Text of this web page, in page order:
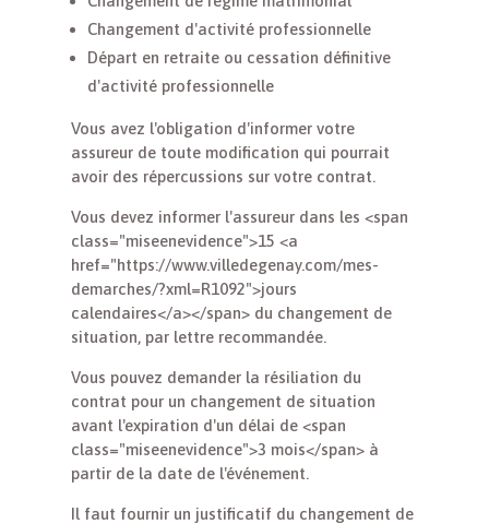
Changement d'activité professionnelle
Départ en retraite ou cessation définitive
d'activité professionnelle
Vous avez l'obligation d'informer votre
assureur de toute modification qui pourrait
avoir des répercussions sur votre contrat.
Vous devez informer l'assureur dans les <span
class="miseenevidence">15 <a
href="https://www.villedegenay.com/mes-
demarches/?xml=R1092">jours
calendaires</a></span> du changement de
situation, par lettre recommandée.
Vous pouvez demander la résiliation du
contrat pour un changement de situation
avant l'expiration d'un délai de <span
class="miseenevidence">3 mois</span> à
partir de la date de l'événement.
Il faut fournir un justificatif du changement de